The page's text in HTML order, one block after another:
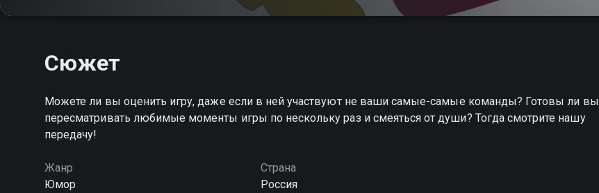
Сюжет
Можете ли вы оценить игру, даже если в ней участвуют не ваши самые-самые команды? Готовы ли вы
пересматривать любимые моменты игры по нескольку раз и смеяться от души? Тогда смотрите нашу
передачу!
Жанр
Юмор
Страна
Россия